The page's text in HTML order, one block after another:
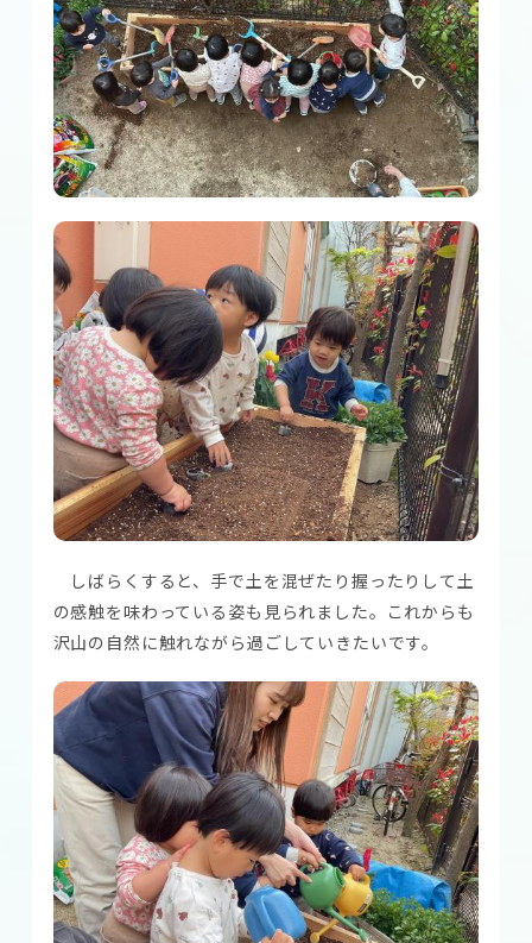
しばらくすると、手で土を混ぜたり握ったりして土
の感触を味わっている姿も見られました。これからも
沢山の自然に触れながら過ごしていきたいです。